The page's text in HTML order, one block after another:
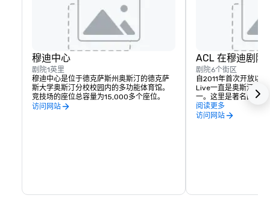
穆迪中心
剧院1英里
穆迪中心是位于德克萨斯州奥斯汀的德克萨
斯大学奥斯汀分校校园内的多功能体育馆。
竞技场的座位总容量为15,000多个座位。
访问网站
ACL 在穆迪剧院
剧院6个街区
自2011年首次开放以
Live一直是奥斯汀最
一。这里是著名的
节目的所在地，每年
是市中心的音乐热点
阅读更多
访问网站